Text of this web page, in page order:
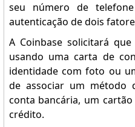
seu número de
autenticação de dois
A Coinbase solicitará
usando uma carta de
identidade com foto ou
de associar um método
conta bancária, um
crédito.